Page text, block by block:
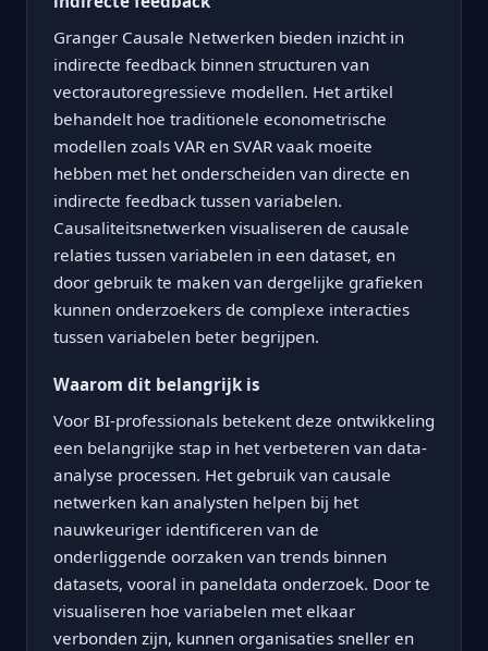
Granger Causale Netwerken bieden inzicht in
indirecte feedback binnen structuren van
vectorautoregressieve modellen. Het artikel
behandelt hoe traditionele econometrische
modellen zoals VAR en SVAR vaak moeite
hebben met het onderscheiden van directe en
indirecte feedback tussen variabelen.
Causaliteitsnetwerken visualiseren de causale
relaties tussen variabelen in een dataset, en
door gebruik te maken van dergelijke grafieken
kunnen onderzoekers de complexe interacties
tussen variabelen beter begrijpen.
Waarom dit belangrijk is
Voor BI-professionals betekent deze ontwikkeling
een belangrijke stap in het verbeteren van data-
analyse processen. Het gebruik van causale
netwerken kan analysten helpen bij het
nauwkeuriger identificeren van de
onderliggende oorzaken van trends binnen
datasets, vooral in paneldata onderzoek. Door te
visualiseren hoe variabelen met elkaar
verbonden zijn, kunnen organisaties sneller en